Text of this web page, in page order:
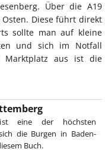
Über die A19
Osten. Diese führt direkt
sollte man auf kleine
und sich im Notfall
Marktplatz aus ist die
eine der höchsten
die Burgen in Baden-
Buch.